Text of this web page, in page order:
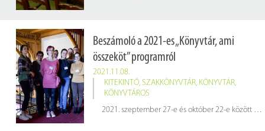
Beszámoló a 2021-es „Könyvtár, ami
összeköt” programról
2021.11.08.
KITEKINTŐ, SZAKKÖNYVTÁR, KÖNYVTÁR,
KÖNYVTÁROS
2021. szeptember 27-e és október 22-e között könyvtárunk két munkatársa közel egy hónapot töltött el a „Könyvtár, ami összeköt” programban, ahol egy könyvtári együttműködés keretében 6 határon túli és 2 magyarországi ösztöndíjas könyvtáros, illetve a pályázó könyvtárak delegáltjai vettek részt. A program célja a Kárpát-medencei fiatal magyar könyvtárosok közös munkavégzésének, tapasztalatcseréjének, szakmai együttműködésének elősegítése, támogatása. Könyvtárunkat ösztöndíjasként Kovács László, delegáltként pedig Millich Dóra képviselte. Az alábbi rövid beszámolót Millich Dóra készítette.